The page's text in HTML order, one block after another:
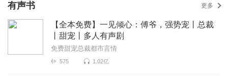
有声书 更多
【全本免费】一见倾心：傅爷，强势宠丨总裁
丨甜宠丨多人有声剧
免费甜宠总裁都市言情
575 1.02亿